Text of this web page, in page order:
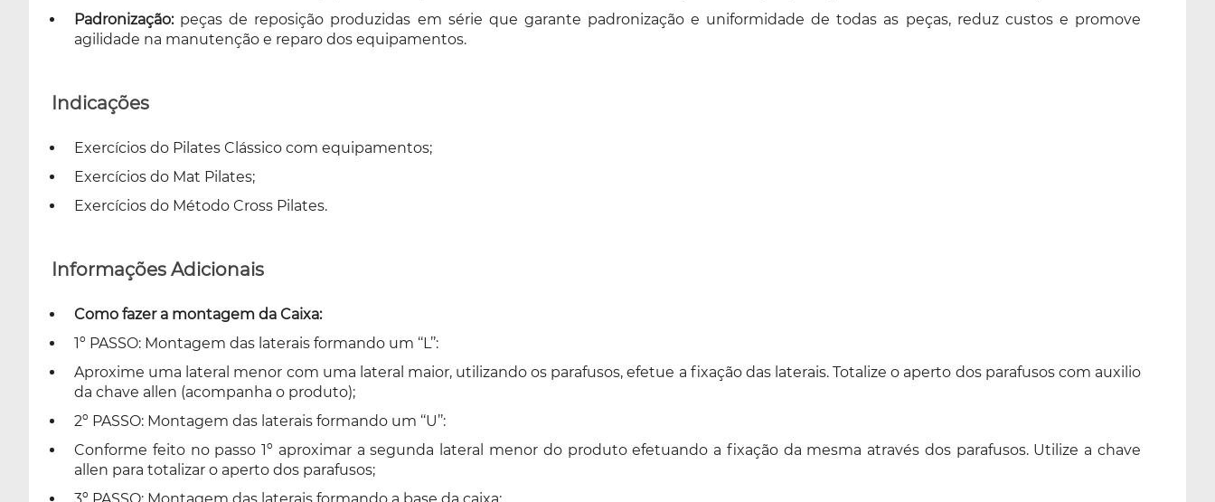
Padronização:peças de reposição produzidas em série que garante padronização e uniformidade de todas as peças, reduz custos e promove
agilidade na manutenção e reparo dos equipamentos.
Indicações
Exercícios do Pilates Clássico com equipamentos;
Exercícios do Mat Pilates;
Exercícios do Método Cross Pilates.
Informações Adicionais
Como fazer a montagem da Caixa:
1º PASSO: Montagem das laterais formando um ‘‘L’’:
Aproxime uma lateral menor com uma lateral maior, utilizando os parafusos, efetue a fixação das laterais. Totalize o aperto dos parafusos com auxilio
da chave allen (acompanha o produto);
2º PASSO: Montagem das laterais formando um ‘‘U’’:
Conforme feito no passo 1º aproximar a segunda lateral menor do produto efetuando a fixação da mesma através dos parafusos. Utilize a chave
allen para totalizar o aperto dos parafusos;